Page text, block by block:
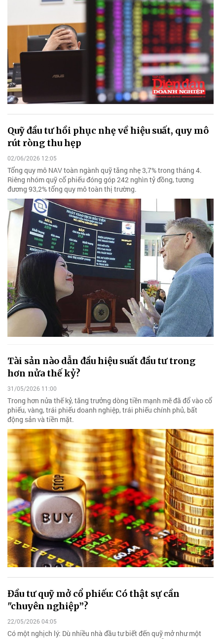
Quỹ đầu tư hồi phục nhẹ về hiệu suất, quy mô
rút ròng thu hẹp
02/06/2026 12:05
Tổng quy mô NAV toàn ngành quỹ tăng nhẹ 3,7% trong tháng 4.
Riêng nhóm quỹ cổ phiếu đóng góp 242 nghìn tỷ đồng, tương
đương 93,2% tổng quy mô toàn thị trường.
Tài sản nào dẫn đầu hiệu suất đầu tư trong
hơn nửa thế kỷ?
31/05/2026 11:00
Trong hơn nửa thế kỷ, tăng trưởng dòng tiền mạnh mẽ đã đổ vào cổ
phiếu, vàng, trái phiếu doanh nghiệp, trái phiếu chính phủ, bất
động sản và tiền mặt.
Đầu tư quỹ mở cổ phiếu: Có thật sự cần
"chuyên nghiệp”?
22/05/2026 04:05
Có một nghịch lý: Dù nhiều nhà đầu tư biết đến quỹ mở như một